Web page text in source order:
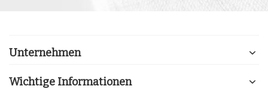
Unternehmen
Wichtige Informationen